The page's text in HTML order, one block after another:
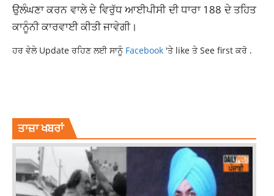
ਉਲੰਘਣਾ ਕਰਨ ਵਾਲੇ ਦੇ ਵਿਰੁੱਧ ਆਈਪੀਸੀ ਦੀ ਧਾਰਾ 188 ਦੇ ਤਹਿਤ
ਕਾਨੂੰਨੀ ਕਾਰਵਾਈ ਕੀਤੀ ਜਾਵੇਗੀ।
ਹਰ ਵੇਲੇ Update ਰਹਿਣ ਲਈ ਸਾਨੂੰ Facebook 'ਤੇ like ਤੇ See first ਕਰੋ .
ਤਾਜ਼ਾ ਖਬਰਾਂ